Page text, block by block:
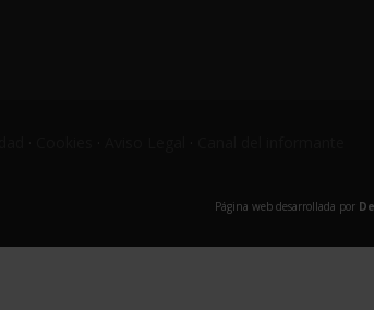
Página web desarrollada por